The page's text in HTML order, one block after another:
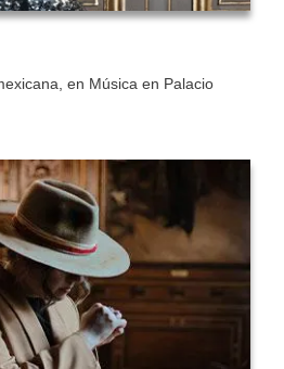
en Música en Palacio